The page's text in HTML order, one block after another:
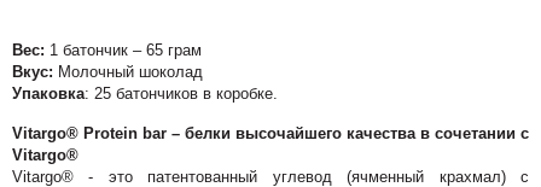
Вес: 1 батончик – 65 грам
Вкус: Молочный шоколад
Упаковка: 25 батончиков в коробке.
Vitargo® Protein bar – белки высочайшего качества в сочетании с
Vitargo®
Vitargo® - это патентованный углевод (ячменный крахмал) с